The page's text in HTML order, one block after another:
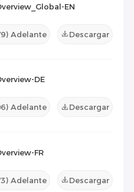
EN
) Adelante Descargar
DE
) Adelante Descargar
FR
) Adelante Descargar